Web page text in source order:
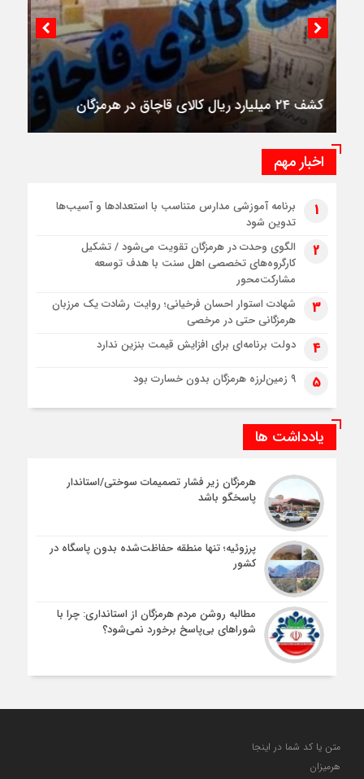
امام جمعه باید حلقه اتصال مردم و دستگاه‌های
حاکمیتی باشد
اخبار مهم
1
برنامه آموزشی مدارس متناسب با استعدادها و آسیب‌ها
تدوین شود
2
الگوی وحدت در هرمزگان تقویت می‌شود / تشکیل
کارگروه‌های تخصصی اهل سنت با هدف توسعه
مشارکت‌محور
3
شهادت استوار احسان فرخیانی؛ روایت رشادت یک مرزبان
هرمزگانی حتی در مرخصی
4 دولت برنامه‌ای برای افزایش قیمت بنزین ندارد
5 ۹ زمین‌لرزه‌ هرمزگان بدون خسارت بود
یادداشت ها
هرمزگان زیر فشار تصمیمات سوختی/استاندار
پاسخگو باشد
پرزوئیه؛ تنها منطقه حفاظت‌شده بدون پاسگاه در
کشور
مطالبه روشن مردم هرمزگان از استانداری: چرا با
شوراهای بی‌پاسخ برخورد نمی‌شود؟
متن یا کد شما در اینجا
هرمیزان